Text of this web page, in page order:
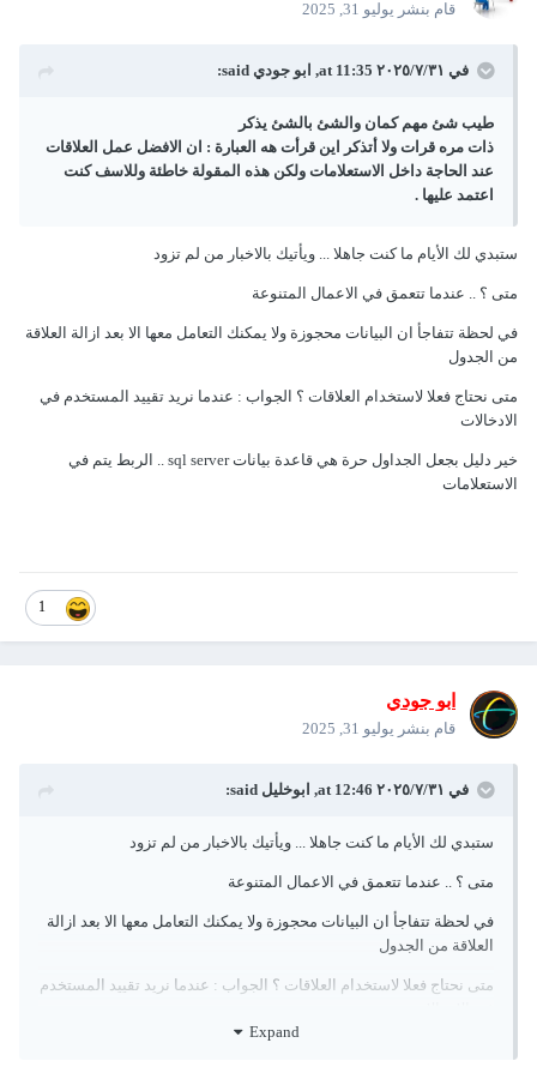
قام بنشر يوليو 31, 2025
في ٣١‏/٧‏/٢٠٢٥ at 11:35, ابو جوديsaid:
طيب شئ مهم كمان والشئ بالشئ يذكر
ذات مره قرات ولا أتذكر اين قرأت هه العبارة ان الافضل عمل العلاقات
عند الحاجة داخل الاستعلامات ولكن هذه المقولة خاطئة وللاسف كنت
اعتمد عليها .
ستبدي لك الأيام ما كنت جاهلا ... ويأتيك بالاخبار من لم تزود
متى ؟ .. عندما تتعمق في الاعمال المتنوعة
في لحظة تتفاجأ ان البيانات محجوزة ولا يمكنك التعامل معها الا بعد ازالة العلاقة
من الجدول
متى نحتاج فعلا لاستخدام العلاقات ؟ الجواب: عندما نريد تقييد المستخدم في
الادخالات
خير دليل بجعل الجداول حرة هي قاعدة بيانات sql server .. الربط يتم في
الاستعلامات
1
ابو جودي
قام بنشر يوليو 31, 2025
في ٣١‏/٧‏/٢٠٢٥ at 12:46, ابوخليل said:
ستبدي لك الأيام ما كنت جاهلا ... ويأتيك بالاخبار من لم تزود
متى ؟ .. عندما تتعمق في الاعمال المتنوعة
في لحظة تتفاجأ ان البيانات محجوزة ولا يمكنك التعامل معها الا بعد ازالة
العلاقة من الجدول
متى نحتاج فعلا لاستخدام العلاقات ؟ الجواب عندما نريد تقييد المستخدم
Expand